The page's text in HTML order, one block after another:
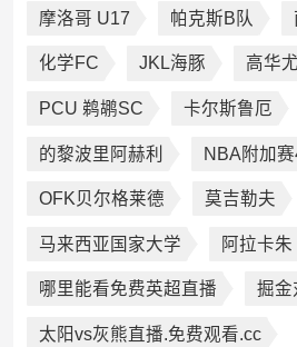
摩洛哥 U17 帕克斯B队
化学FC JKL海豚 高华
PCU 鹈鹕SC 卡尔斯鲁厄
的黎波里阿赫利 NBA附加
OFK贝尔格莱德 莫吉勒夫
马来西亚国家大学 阿拉卡朱
哪里能看免费英超直播 掘金
太阳vs灰熊直播.免费观看.cc